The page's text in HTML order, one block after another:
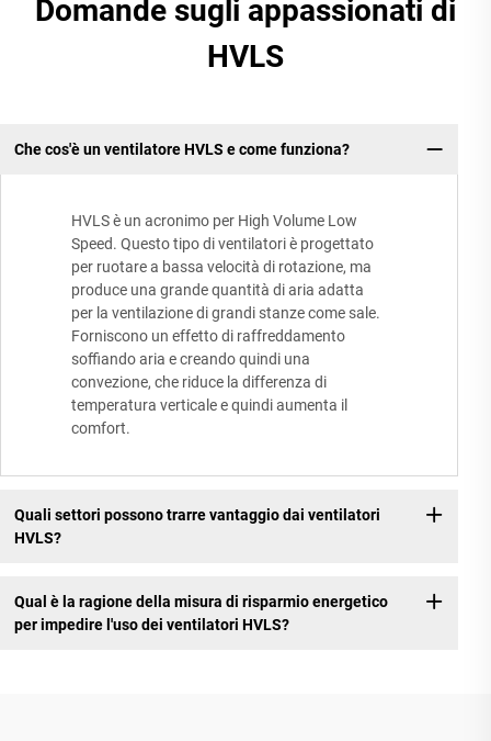
Domande sugli appassionati di
HVLS
Che cos'è un ventilatore HVLS e come funziona?
HVLS è un acronimo per High Volume Low
Speed. Questo tipo di ventilatori è progettato
per ruotare a bassa velocità di rotazione, ma
produce una grande quantità di aria adatta
per la ventilazione di grandi stanze come sale.
Forniscono un effetto di raffreddamento
soffiando aria e creando quindi una
convezione, che riduce la differenza di
temperatura verticale e quindi aumenta il
comfort.
Quali settori possono trarre vantaggio dai ventilatori
HVLS?
Qual è la ragione della misura di risparmio energetico
per impedire l'uso dei ventilatori HVLS?